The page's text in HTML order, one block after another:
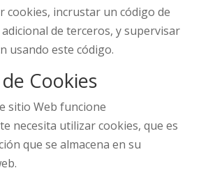
cookies, incrustar un código de
de terceros, y supervisar
usando este código.
Cookies
sitio Web funcione
necesita utilizar cookies, que es
que se almacena en su